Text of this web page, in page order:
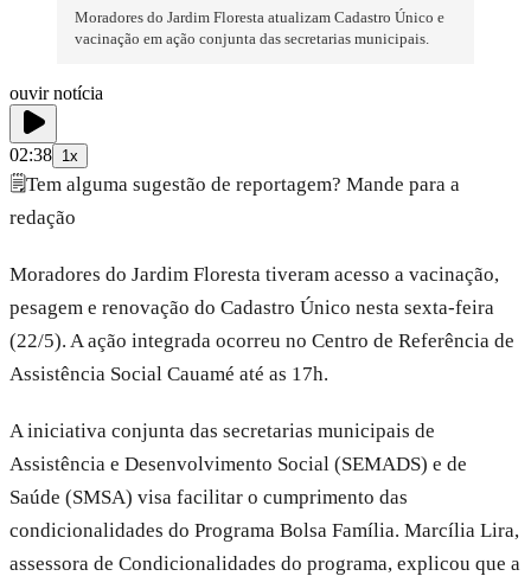
Moradores do Jardim Floresta atualizam Cadastro Único e
vacinação em ação conjunta das secretarias municipais.
ouvir notícia
02:38 1x
🗒️Tem alguma sugestão de reportagem? Mande para a
redação
Moradores do Jardim Floresta tiveram acesso a vacinação,
pesagem e renovação do Cadastro Único nesta sexta-feira
(22/5). A ação integrada ocorreu no Centro de Referência de
Assistência Social Cauamé até as 17h.
A iniciativa conjunta das secretarias municipais de
Assistência e Desenvolvimento Social (SEMADS) e de
Saúde (SMSA) visa facilitar o cumprimento das
condicionalidades do Programa Bolsa Família. Marcília Lira,
assessora de Condicionalidades do programa, explicou que a